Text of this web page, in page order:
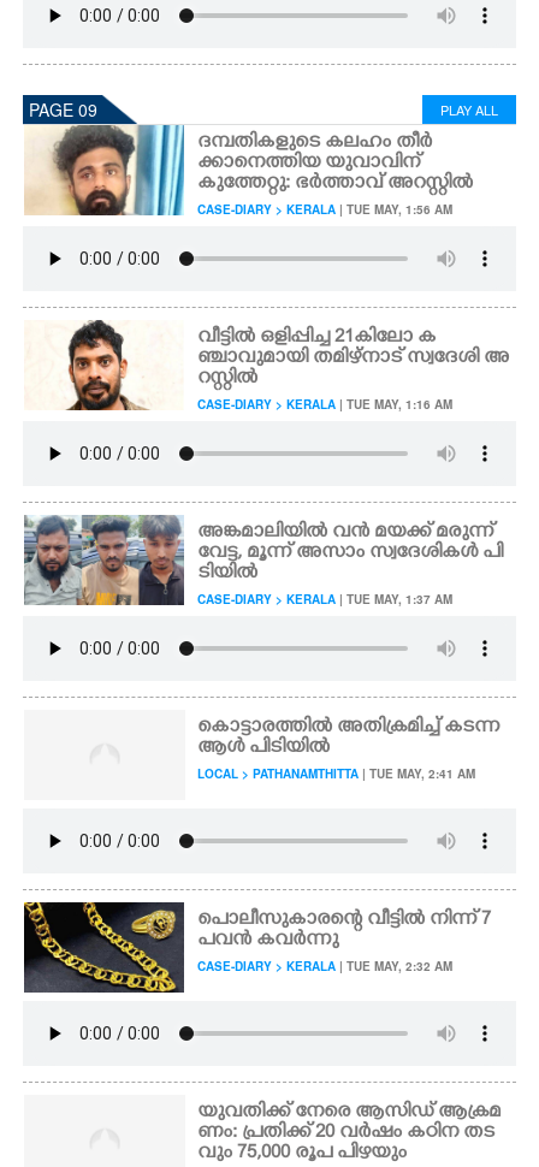
PAGE 09 PLAY ALL
ദമ്പതികളുടെ കലഹം തീർ
ക്കാനെത്തിയ യുവാവിന്
കുത്തേറ്റു: ഭർത്താവ് അറസ്റ്റിൽ
CASE-DIARY > KERALA | TUE MAY, 1:56 AM
വീട്ടിൽ ഒളിപ്പിച്ച 21കിലോ ക
ഞ്ചാവുമായി തമിഴ്നാട് സ്വദേശി അ
റസ്റ്റിൽ
CASE-DIARY > KERALA | TUE MAY, 1:16 AM
അങ്കമാലിയിൽ വൻ മയക്ക് മരുന്ന്
വേട്ട, മൂന്ന് അസാം സ്വദേശി​കൾ പി​
ടി​യി​ൽ
CASE-DIARY > KERALA | TUE MAY, 1:37 AM
കൊട്ടാരത്തിൽ അതിക്രമിച്ച് കടന്ന
ആൾ പിടിയിൽ
LOCAL > PATHANAMTHITTA | TUE MAY, 2:41 AM
പൊലീസുകാരന്റെ വീട്ടിൽ നിന്ന് 7
പവൻ കവർന്നു
CASE-DIARY > KERALA | TUE MAY, 2:32 AM
യുവതിക്ക് നേരെ ആസിഡ് ആക്രമ
ണം: പ്രതിക്ക് 20 വർഷം കഠിന തട
വും 75,000 രൂപ പിഴയും